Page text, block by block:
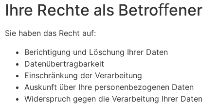
Ihre Rechte als Betroﬀener
Sie haben das Recht auf:
Berichtigung und Löschung Ihrer Daten
Datenübertragbarkeit
Einschränkung der Verarbeitung
Auskunft über Ihre personenbezogenen Daten
Widerspruch gegen die Verarbeitung Ihrer Daten